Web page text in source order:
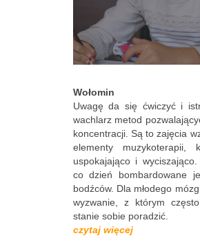
Wołomin
Uwagę da się ćwiczyć i
wachlarz metod
koncentracji. Są to zajęcia
elementy muzykoterapii,
uspokajająco i
co dzień bombardowane
bodźców. Dla młodego
wyzwanie, z którym
stanie sobie poradzić.
czytaj więcej